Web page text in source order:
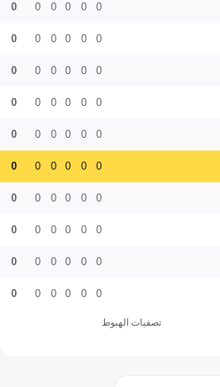
0
0
0
0
0
0
0
0
0
0
0
0
0
0
0
0
0
0
0
0
0
0
0
0
0
0
0
0
0
0
0
0
0
0
0
0
0
0
0
0
0
0
0
0
0
0
0
0
0
0
0
0
0
0
0
0
0
0
0
0
تصفيات الهبوط